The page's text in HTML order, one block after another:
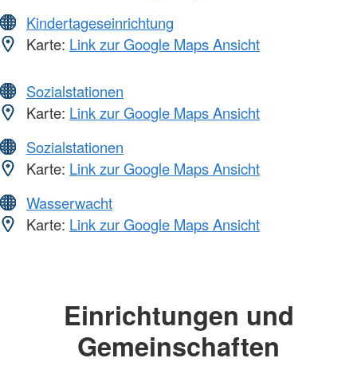
Kindertageseinrichtung
Karte: Link zur Google Maps Ansicht
Sozialstationen
Karte: Link zur Google Maps Ansicht
Sozialstationen
Karte: Link zur Google Maps Ansicht
Wasserwacht
Karte: Link zur Google Maps Ansicht
Einrichtungen und
Gemeinschaften